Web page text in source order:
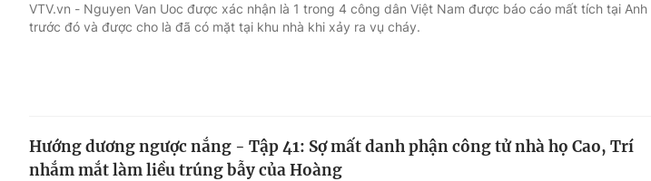
VTV.vn - Nguyen Van Uoc được xác nhận là 1 trong 4 công dân Việt Nam được báo cáo mất tích tại Anh
trước đó và được cho là đã có mặt tại khu nhà khi xảy ra vụ cháy.
Hướng dương ngược nắng - Tập 41: Sợ mất danh phận công tử nhà họ Cao, Trí
nhắm mắt làm liều trúng bẫy của Hoàng